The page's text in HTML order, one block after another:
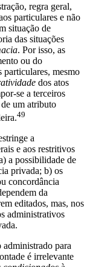
regra geral,
particulares e não
situação de
das situações
. Por isso, as
ou do
particulares, mesmo
dos atos
se a terceiros
um atributo
49
a
e aos restritivos
a possibilidade de
privada; b) os
concordância
da
editados, mas, nos
administrativos
administrado para
é irrelevante